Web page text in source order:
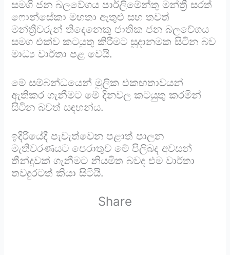
සමගි ජන බලවේගය පාර්ලිමේන්තු මන්ත්‍රී සරත්
ෆොන්සේකා මහතා ඇතුළු සහ තවත්
මන්ත්‍රීවරුන් තිදෙනෙකු ජාතික ජන බලවේගය
සමග එක්ව කටයුතු කිරීමට සූදානමක සිටින බව
මාධ්‍ය වාර්තා පළ වෙයි.
මේ සම්බන්ධයෙන් මූලික එකඟතාවයන්
ඇතිකර ගැනීමට මේ දිනවල කටයුතු කරමින්
සිටින බවත් සඳහන්ය.
ඉදිරියේදී පැවැත්වෙන පළාත් පාලන
මැතිවරණයට පෙරාතුව මේ පිලිබද අවසන්
තීන්දුවක් ගැනීමට නියමිත බවද එම වාර්තා
තවදුරටත් කියා සිටියි.
Share